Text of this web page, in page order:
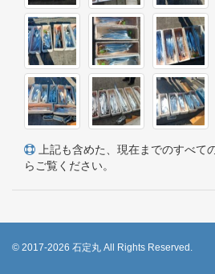
上記も含めた、現在までのすべて
らご覧ください。
© 2017-2026 石定丸 All Rights Reserved.